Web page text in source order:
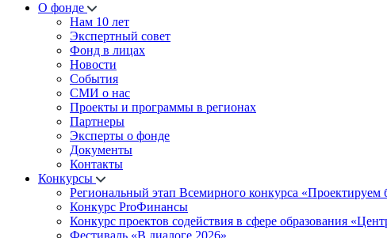
О фонде
Нам 10 лет
Экспертный совет
Фонд в лицах
Новости
События
СМИ о нас
Проекты и программы в регионах
Партнеры
Эксперты о фонде
Документы
Контакты
Конкурсы
Региональный этап Всемирного конкурса «Проектируем
Конкурс ProФинансы
Конкурс проектов содействия в сфере образования
Фестиваль «В диалоге 2026»